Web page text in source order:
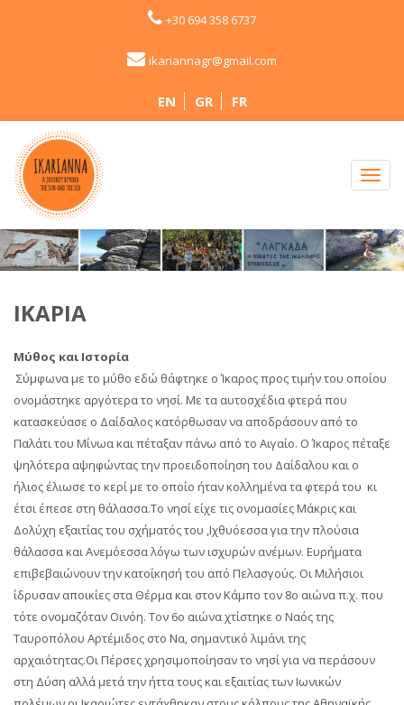
+30 694 358 6737
ikariannagr@gmail.com
EN GR FR
ΙΚΑΡΊΑ
Μύθος και Ιστορία
Σύμφωνα με το μύθο εδώ θάφτηκε ο Ίκαρος προς τιμήν του οποίου
ονομάστηκε αργότερα το νησί. Με τα αυτοσχέδια φτερά που
κατασκεύασε ο Δαίδαλος κατόρθωσαν να αποδράσουν από το
Παλάτι του Μίνωα και πέταξαν πάνω από το Αιγαίο. Ο Ίκαρος πέταξε
ψηλότερα αψηφώντας την προειδοποίηση του Δαίδαλου και ο
ήλιος έλιωσε το κερί με το οποίο ήταν κολλημένα τα φτερά του κι
έτσι έπεσε στη θάλασσα.Το νησί είχε τις ονομασίες Μάκρις και
Δολύχη εξαιτίας του σχήματός του ,Ιχθυόεσσα για την πλούσια
θάλασσα και Ανεμόεσσα λόγω των ισχυρών ανέμων. Ευρήματα
επιβεβαιώνουν την κατοίκησή του από Πελασγούς. Οι Μιλήσιοι
ίδρυσαν αποικίες στα Θέρμα και στον Κάμπο τον 8ο αιώνα π.χ. που
τότε ονομαζόταν Οινόη. Τον 6ο αιώνα χτίστηκε ο Ναός της
Ταυροπόλου Αρτέμιδος στο Να, σημαντικό λιμάνι της
αρχαιότητας.Οι Πέρσες χρησιμοποίησαν το νησί για να περάσουν
στη Δύση αλλά μετά την ήττα τους και εξαιτίας των Ιωνικών